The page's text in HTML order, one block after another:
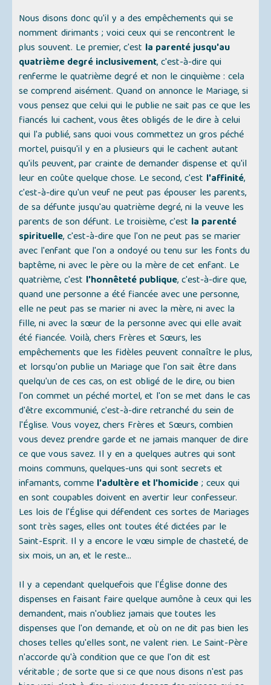
Nous disons donc qu'il y a des empêchements qui se
nomment dirimants ; voici ceux qui se rencontrent le
plus souvent. Le premier, c'est la parenté jusqu'au
quatrième degré inclusivement, c'est-à-dire qui
renferme le quatrième degré et non le cinquième : cela
se comprend aisément. Quand on annonce le Mariage, si
vous pensez que celui qui le publie ne sait pas ce que les
fiancés lui cachent, vous êtes obligés de le dire à celui
qui l'a publié, sans quoi vous commettez un gros péché
mortel, puisqu'il y en a plusieurs qui le cachent autant
qu'ils peuvent, par crainte de demander dispense et qu'il
leur en coûte quelque chose. Le second, c'est l'affinité,
c'est-à-dire qu'un veuf ne peut pas épouser les parents,
de sa défunte jusqu'au quatrième degré, ni la veuve les
parents de son défunt. Le troisième, c'est la parenté
spirituelle, c'est-à-dire que l'on ne peut pas se marier
avec l'enfant que l'on a ondoyé ou tenu sur les fonts du
baptême, ni avec le père ou la mère de cet enfant. Le
quatrième, c'est l'honnêteté publique, c'est-à-dire que,
quand une personne a été fiancée avec une personne,
elle ne peut pas se marier ni avec la mère, ni avec la
fille, ni avec la sœur de la personne avec qui elle avait
été fiancée. Voilà, chers Frères et Sœurs, les
empêchements que les fidèles peuvent connaître le plus,
et lorsqu'on publie un Mariage que l'on sait être dans
quelqu'un de ces cas, on est obligé de le dire, ou bien
l'on commet un péché mortel, et l'on se met dans le cas
d'être excommunié, c'est-à-dire retranché du sein de
l'Église. Vous voyez, chers Frères et Sœurs, combien
vous devez prendre garde et ne jamais manquer de dire
ce que vous savez. Il y en a quelques autres qui sont
moins communs, quelques-uns qui sont secrets et
infamants, comme l'adultère et l'homicide; ceux qui
en sont coupables doivent en avertir leur confesseur.
Les lois de l'Église qui défendent ces sortes de Mariages
sont très sages, elles ont toutes été dictées par le
Saint-Esprit. Il y a encore le vœu simple de chasteté, de
six mois, un an, et le reste...
Il y a cependant quelquefois que l'Église donne des
dispenses en faisant faire quelque aumône à ceux qui les
demandent, mais n'oubliez jamais que toutes les
dispenses que l'on demande, et où on ne dit pas bien les
choses telles qu'elles sont, ne valent rien. Le Saint-Père
n'accorde qu'à condition que ce que l'on dit est
véritable ; de sorte que si ce que nous disons n'est pas